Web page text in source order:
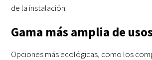
de la instalación.
Gama más amplia de usos
Opciones más ecológicas, como los